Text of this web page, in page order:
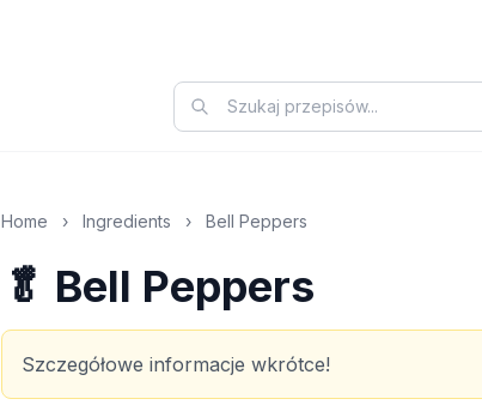
Home › Ingredients › Bell Peppers
🥬 Bell Peppers
Szczegółowe informacje wkrótce!